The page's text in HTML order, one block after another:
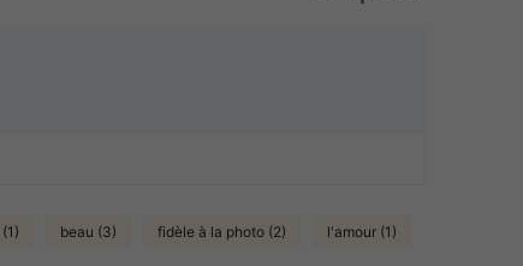
beau (3) fidèle à la photo (2) l'amour (1)